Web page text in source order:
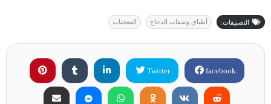
التصنيفات: أطباق وصفات الدجاج المعجنات
facebook
Twitter